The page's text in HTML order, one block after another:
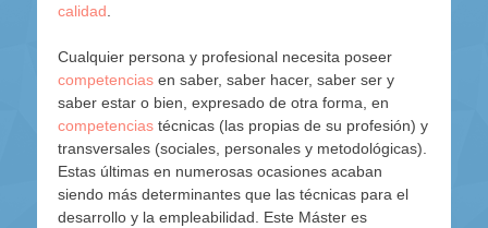
calidad
Cualquier persona y profesional necesita poseer
competenciasen saber, saber hacer, saber ser y
saber estar o bien, expresado de otra forma, en
competenciastécnicas (las propias de su profesión) y
transversales (sociales, personales y metodológicas).
Estas últimas en numerosas ocasiones acaban
siendo más determinantes que las técnicas para el
desarrollo y la empleabilidad. Este Máster es